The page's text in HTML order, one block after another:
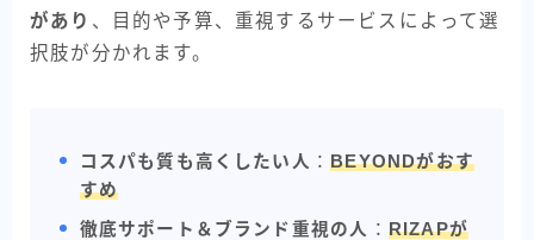
があり 、目的や予算、重視するサービスによって選
択肢が分かれます。
コスパも質も高くしたい人 ：BEYONDがおす
すめ
徹底サポート＆ブランド重視の人 ： RIZAPが